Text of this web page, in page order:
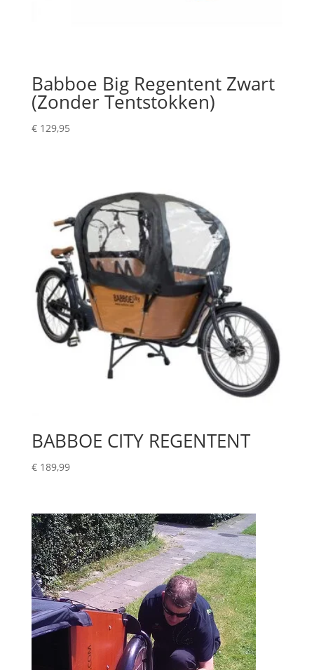
Babboe Big Regentent Zwart
(Zonder Tentstokken)
€129,95
BABBOE CITY REGENTENT
€189,99